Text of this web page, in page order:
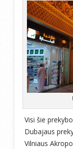
Visi šie
Dubajaus
Vilniaus